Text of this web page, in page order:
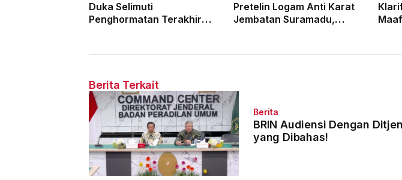
Duka Selimuti
Penghormatan Terakhir
Pretelin Logam Anti Karat
Jembatan Suramadu,
Berita Terkait
Berita
BRIN Audiensi Dengan
yang Dibahas!